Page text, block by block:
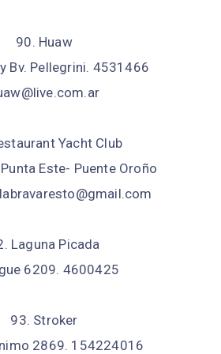
90. Huaw
Bv. Pellegrini. 4531466
Yacht Club
Este- Puente Oroño
Laguna Picada
6209. 4600425
93. Stroker
2869. 154224016